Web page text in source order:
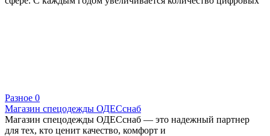
Разное 0
Магазин спецодежды ОДЕСснаб
Магазин спецодежды ОДЕСснаб — это надежный партнер
для тех, кто ценит качество, комфорт и